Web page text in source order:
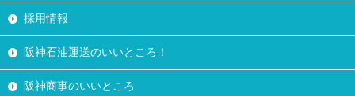
採用情報
阪神石油運送のいいところ！
阪神商事のいいところ